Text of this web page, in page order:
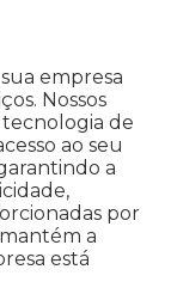
empresa
Nossos
de
ao seu
a
por
a
está